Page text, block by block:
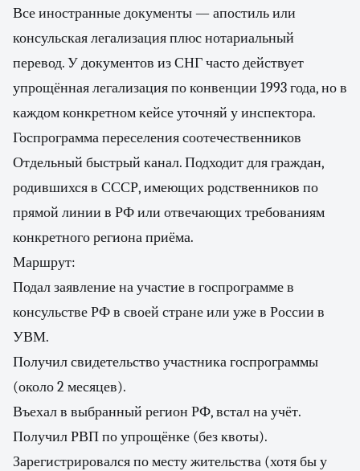
Все иностранные документы — апостиль или
консульская легализация плюс нотариальный
перевод. У документов из СНГ часто действует
упрощённая легализация по конвенции 1993 года, но в
каждом конкретном кейсе уточняй у инспектора.
Госпрограмма переселения соотечественников
Отдельный быстрый канал. Подходит для граждан,
родившихся в СССР, имеющих родственников по
прямой линии в РФ или отвечающих требованиям
конкретного региона приёма.
Маршрут:
Подал заявление на участие в госпрограмме в
консульстве РФ в своей стране или уже в России в
УВМ.
Получил свидетельство участника госпрограммы
(около 2 месяцев).
Въехал в выбранный регион РФ, встал на учёт.
Получил РВП по упрощёнке (без квоты).
Зарегистрировался по месту жительства (хотя бы у